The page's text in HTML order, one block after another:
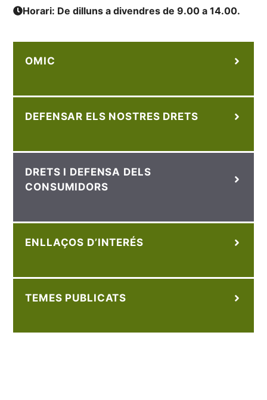
Horari: De dilluns a divendres de 9.00 a 14.00.
OMIC
DEFENSAR ELS NOSTRES DRETS
DRETS I DEFENSA DELS
CONSUMIDORS
ENLLAÇOS D’INTERÉS
TEMES PUBLICATS